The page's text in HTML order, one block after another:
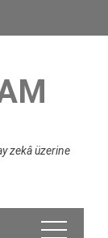
zekâ üzerine